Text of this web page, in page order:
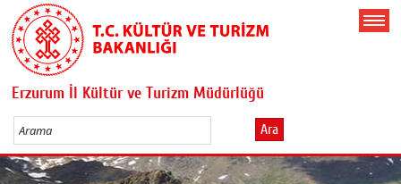
Erzurum İl Kültür ve Turizm Müdürlüğü
Ara